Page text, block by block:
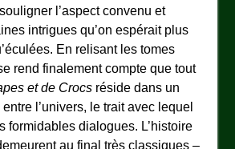
l’aspect convenu et
intrigues qu’on espérait plus
En relisant les tomes
rend finalement compte que tout
et de Crocs réside dans un
l’univers, le trait avec lequel
formidables dialogues. L’histoire
au final très classiques –